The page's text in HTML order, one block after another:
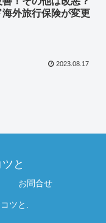
海外旅行保険が変更
2023.08.17
と
お問合せ
ツと.